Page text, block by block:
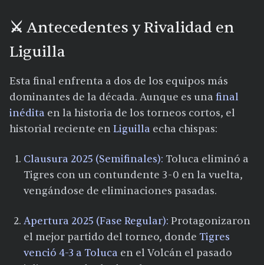
⚔️ Antecedentes y Rivalidad en
Liguilla
Esta final enfrenta a dos de los equipos más
dominantes de la década. Aunque es una final
inédita en la historia de los torneos cortos, el
historial reciente enLiguilla echa chispas:
Clausura 2025 (Semifinales): Toluca eliminó a
Tigres con un contundente 3-0 en la vuelta,
vengándose de eliminaciones pasadas.​
Apertura 2025 (Fase Regular): Protagonizaron
el mejor partido del torneo, donde Tigres
venció 4-3 a Toluca en el Volcán el pasado